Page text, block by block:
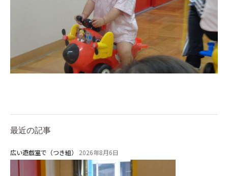
最近の記事
広い遊戯室で（つき組） 2026年8月6日
今日の幼稚園
園児募集要項
教職員募集
園舎案内
安⼼・安全対策
給⾷